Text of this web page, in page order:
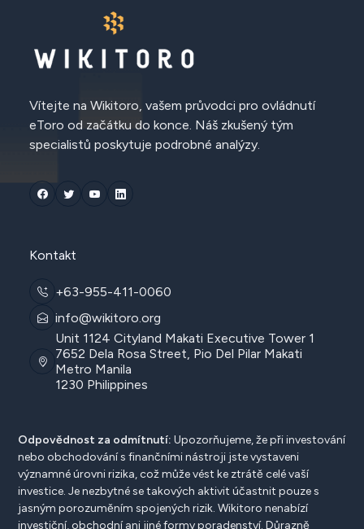
Vítejte na Wikitoro, vašem průvodci pro ovládnutí
eToro od začátku do konce. Náš zkušený tým
specialistů poskytuje podrobné analýzy.
Kontakt
+63-955-411-0060
info@wikitoro.org
Unit 1124 Cityland Makati Executive Tower 1
7652 Dela Rosa Street, Pio Del Pilar Makati
Metro Manila
1230 Philippines
Odpovědnost za odmítnutí: Upozorňujeme, že při investování
nebo obchodování s finančními nástroji jste vystaveni
významné úrovni rizika, což může vést ke ztrátě celé vaší
investice. Je nezbytné se takových aktivit účastnit pouze s
jasným porozuměním spojených rizik. Wikitoro nenabízí
investiční, obchodní ani jiné formy poradenství. Důrazně